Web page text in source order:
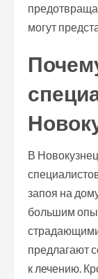
могут
В
запоя на
большим
предлагают
к лечению.